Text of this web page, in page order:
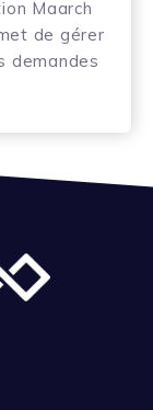
Maarch
de gérer
demandes